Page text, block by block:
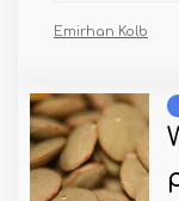
Emirhan Kolb